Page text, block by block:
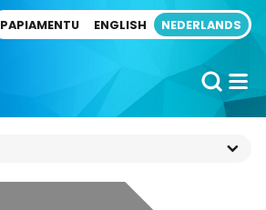
PAPIAMENTU ENGLISH NEDERLANDS